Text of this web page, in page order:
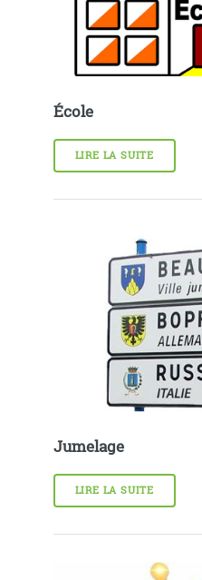
École
LIRE LA SUITE
Jumelage
LIRE LA SUITE